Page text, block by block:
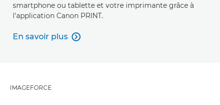
smartphone ou tablette et votre imprimante grâce à
l'application Canon PRINT.
En savoir plus
En savoir plus

IMAGEFORCE